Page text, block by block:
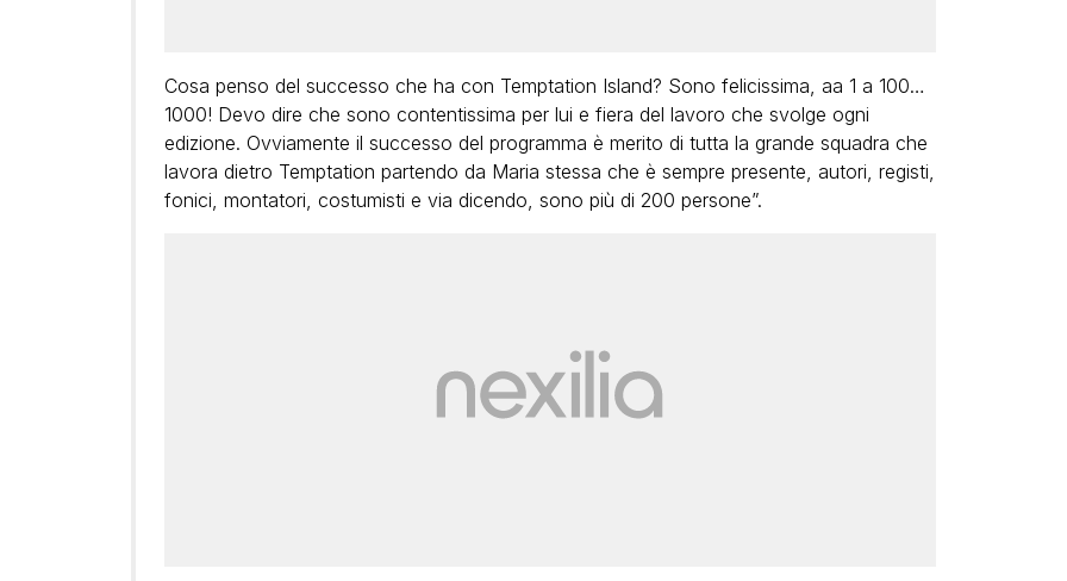
Cosa penso del successo che ha con Temptation Island? Sono felicissima, aa 1 a 100…
1000! Devo dire che sono contentissima per lui e fiera del lavoro che svolge ogni
edizione. Ovviamente il successo del programma è merito di tutta la grande squadra che
lavora dietro Temptation partendo da Maria stessa che è sempre presente, autori, registi,
fonici, montatori, costumisti e via dicendo, sono più di 200 persone”.